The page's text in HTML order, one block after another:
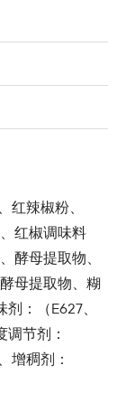
红辣椒粉、
红椒调味料
酵母提取物、
母提取物、糊
：（E627、
调节剂：
增稠剂：